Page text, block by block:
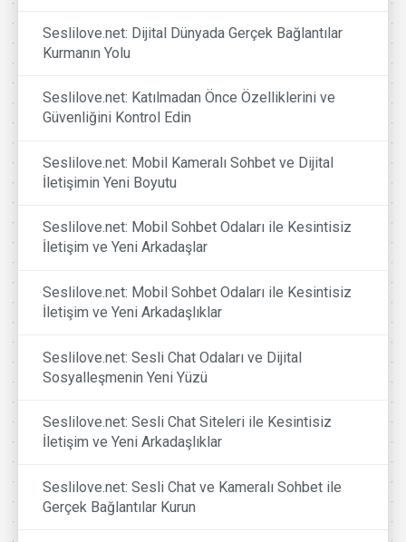
Seslilove.net: Dijital Dünyada Gerçek Bağlantılar
Kurmanın Yolu
Seslilove.net: Katılmadan Önce Özelliklerini ve
Güvenliğini Kontrol Edin
Seslilove.net: Mobil Kameralı Sohbet ve Dijital
İletişimin Yeni Boyutu
Seslilove.net: Mobil Sohbet Odaları ile Kesintisiz
İletişim ve Yeni Arkadaşlar
Seslilove.net: Mobil Sohbet Odaları ile Kesintisiz
İletişim ve Yeni Arkadaşlıklar
Seslilove.net: Sesli Chat Odaları ve Dijital
Sosyalleşmenin Yeni Yüzü
Seslilove.net: Sesli Chat Siteleri ile Kesintisiz
İletişim ve Yeni Arkadaşlıklar
Seslilove.net: Sesli Chat ve Kameralı Sohbet ile
Gerçek Bağlantılar Kurun